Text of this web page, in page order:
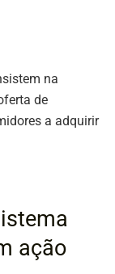
na
de
a adquirir
ação